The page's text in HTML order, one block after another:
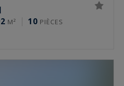
M² 10 PIÈCES